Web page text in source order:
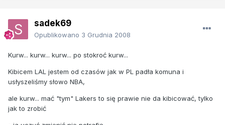
sadek69
Opublikowano 3 Grudnia 2008
Kurw... kurw... kurw... po stokroć kurw...
Kibicem LAL jestem od czasów jak w PL padła komuna i
usłyszeliśmy słowo NBA,
ale kurw... mać "tym" Lakers to się prawie nie da kibicować, tylko
jak to zrobić